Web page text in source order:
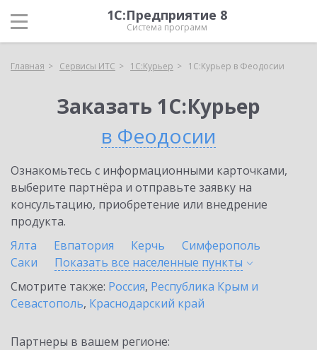
1С:Предприятие 8
Система программ
Главная Сервисы ИТС 1С:Курьер 1С:Курьер в Феодосии
Заказать 1С:Курьер
в Феодосии
Ознакомьтесь с информационными карточками,
выберите партнёра и отправьте заявку на
консультацию, приобретение или внедрение
продукта.
Ялта
Евпатория Керчь
Симферополь
Саки
Показать все населенные пункты
Смотрите также: Россия, Республика Крым и
Севастополь, Краснодарский край
Партнеры в вашем регионе: